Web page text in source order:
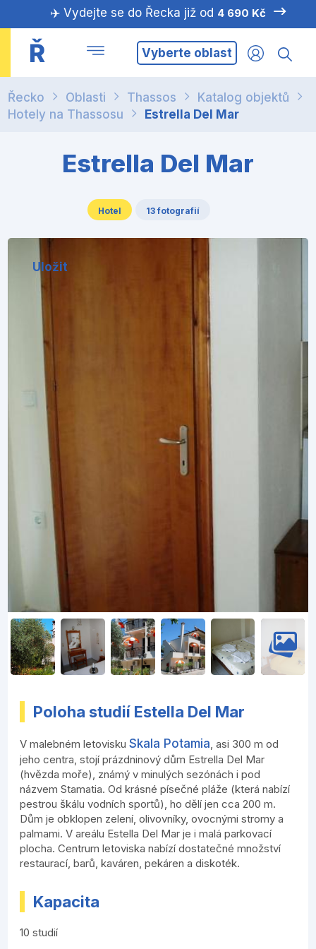
✈️ Vydejte se do Řecka již od 4 690 Kč
Ř Vyberte oblast
Řecko Oblasti Thassos
Katalog objektů
Hotely na Thassosu
Estrella Del Mar
Estrella Del Mar
Hotel 13 fotografií
Uložit
Poloha studií Estella Del Mar
V malebném letoviskuSkala Potamia , asi 300 m od
jeho centra, stojí prázdninový dům Estrella Del Mar
(hvězda moře), známý v minulých sezónách i pod
názvem Stamatia. Od krásné písečné pláže (která nabízí
pestrou škálu vodních sportů), ho dělí jen cca 200 m.
Dům je obklopen zelení, olivovníky, ovocnými stromy a
palmami. V areálu Estella Del Mar je i malá parkovací
plocha. Centrum letoviska nabízí dostatečné množství
restaurací, barů, kaváren, pekáren a diskoték.
Kapacita
10 studií